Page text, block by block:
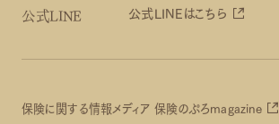
公式LINE 公式LINEはこちら
保険に関する情報メディア 保険のぷろmagazine